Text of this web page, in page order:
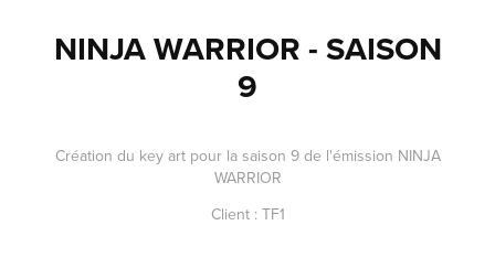
NINJA WARRIOR - SAISON
9
Création du key art pour la saison 9 de l'émission NINJA
WARRIOR
Client : TF1